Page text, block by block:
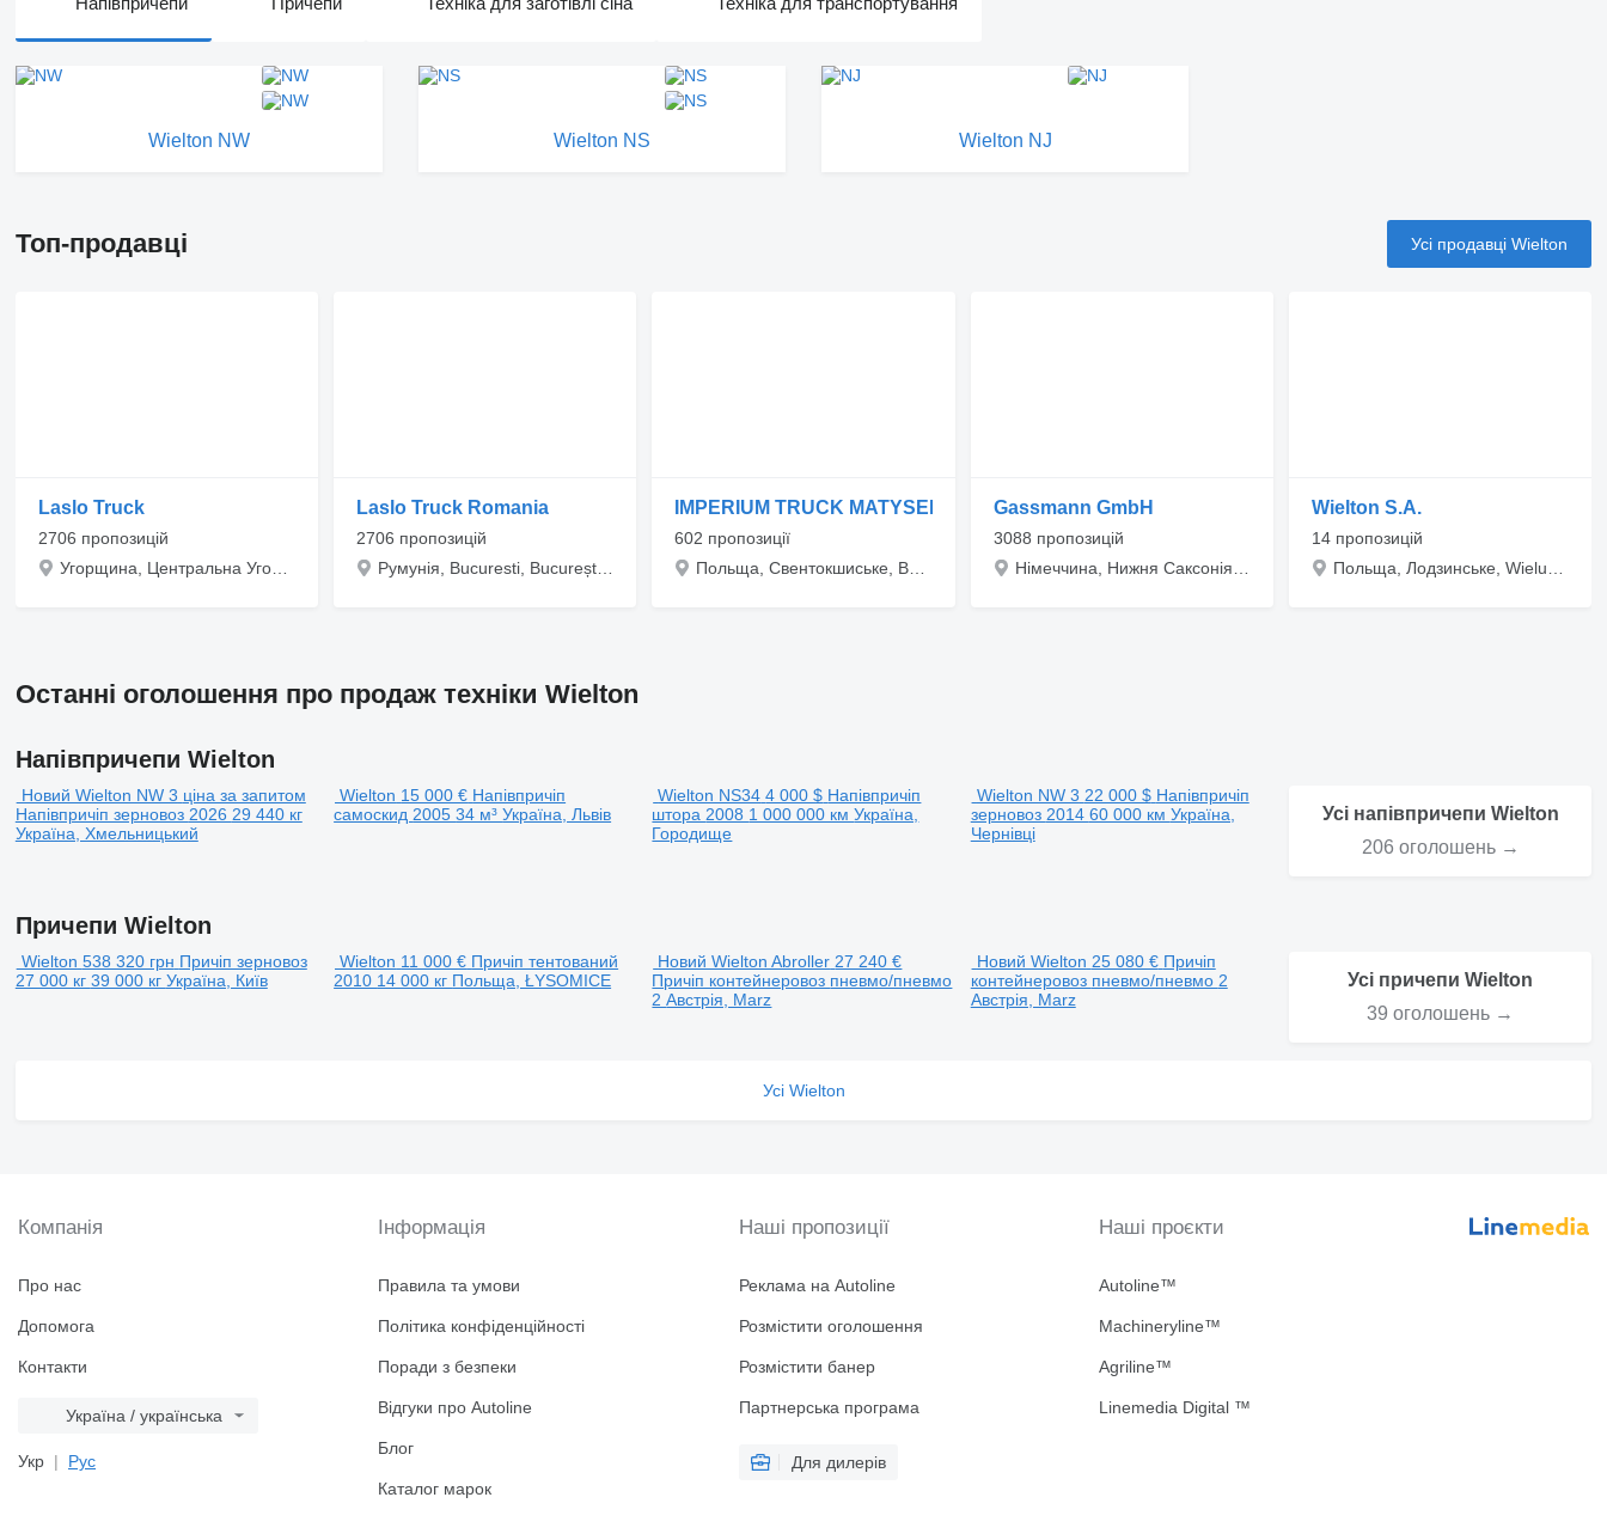
Wielton NW Wielton NS Wielton NJ
Топ-продавці Усі продавці Wielton
Laslo Truck
2706 пропозицій
Угорщина, Центральна Угорщина, Budapest, Zádor utca 2
Laslo Truck Romania
2706 пропозицій
IMPERIUM TRUCK MATYSEK S.C.
602 пропозиції
Gassmann GmbH
3088 пропозицій
Wielton S.A.
14 пропозицій
Останні оголошення про продаж техніки Wielton
Напівпричепи Wielton
Новий Wielton NW 3 ціна за запитом
Напівпричіп зерновоз 2026 29 440 кг
Україна, Хмельницький
Wielton 15 000 € Напівпричіп
самоскид 200534 м³Україна, Львів
Wielton NS34 4 000 $ Напівпричіп
штора 2008 1 000 000 кмУкраїна,
Городище
Wielton NW 3 22 000 $ Напівпричіп
зерновоз 2014 60 000 км Україна,
Чернівці
Усі напівпричепи Wielton
206 оголошень →
Причепи Wielton
Wielton 538 320 грн Причіп зерновоз
27 000 кг 39 000 кг Україна, Київ
Wielton 11 000 € Причіп тентований
2010 14 000 кг Польща, ŁYSOMICE
Новий Wielton Abroller 27 240 €
Причіп контейнеровоз пневмо/пневмо
2Австрія, Marz
Новий Wielton 25 080 € Причіп
контейнеровоз пневмо/пневмо 2
Австрія, Marz
Усі причепи Wielton
39 оголошень →
Усі Wielton
Компанія
Про нас
Допомога
Контакти
Україна / українська
Укр Рус
Інформація
Правила та умови
Політика конфіденційності
Поради з безпеки
Відгуки про Autoline
Блог
Каталог марок
Наші пропозиції
Реклама на Autoline
Розмістити оголошення
Розмістити банер
Партнерська програма
Для дилерів
Наші проєкти
Autoline™
Machineryline™
Agriline™
Linemedia Digital ™